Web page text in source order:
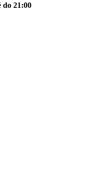
do 21:00